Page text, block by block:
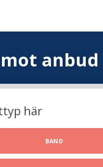
anbud
här
BAND